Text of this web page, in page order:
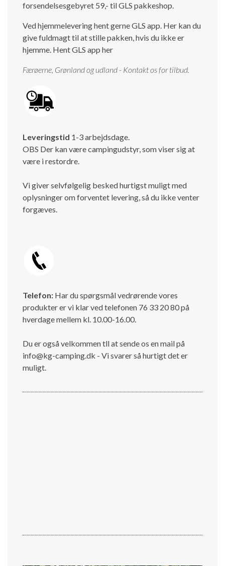
forsendelsesgebyret 59,- til GLS pakkeshop.
Ved hjemmelevering hent gerne GLS app. Her kan du
give fuldmagt til at stille pakken, hvis du ikke er
hjemme. Hent GLS app her
Færøerne, Grønland og udland - Kontakt os for tilbud.
Leveringstid 1-3 arbejdsdage.
OBS Der kan være campingudstyr, som viser sig at
være i restordre.
Vi giver selvfølgelig besked hurtigst muligt med
oplysninger om forventet levering, så du ikke venter
forgæves.
Telefon: Har du spørgsmål vedrørende vores
produkter er vi klar ved telefonen 76 33 20 80 på
hverdage mellem kl. 10.00-16.00.
Du er også velkommen tll at sende os en mail på
info@kg-camping.dk - Vi svarer så hurtigt det er
muligt.